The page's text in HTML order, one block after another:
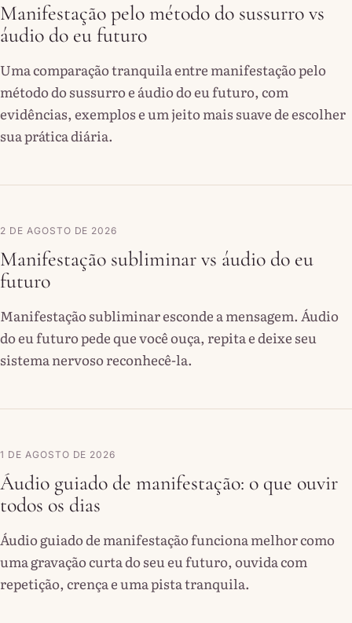
Manifestação pelo método do sussurro vs
áudio do eu futuro
Uma comparação tranquila entre manifestação pelo
método do sussurro e áudio do eu futuro, com
evidências, exemplos e um jeito mais suave de escolher
sua prática diária.
2 DE AGOSTO DE 2026
Manifestação subliminar vs áudio do eu
futuro
Manifestação subliminar esconde a mensagem. Áudio
do eu futuro pede que você ouça, repita e deixe seu
sistema nervoso reconhecê-la.
1 DE AGOSTO DE 2026
Áudio guiado de manifestação: o que ouvir
todos os dias
Áudio guiado de manifestação funciona melhor como
uma gravação curta do seu eu futuro, ouvida com
repetição, crença e uma pista tranquila.